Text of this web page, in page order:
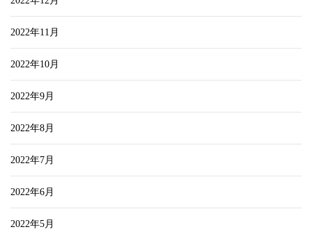
2022年11月
2022年10月
2022年9月
2022年8月
2022年7月
2022年6月
2022年5月